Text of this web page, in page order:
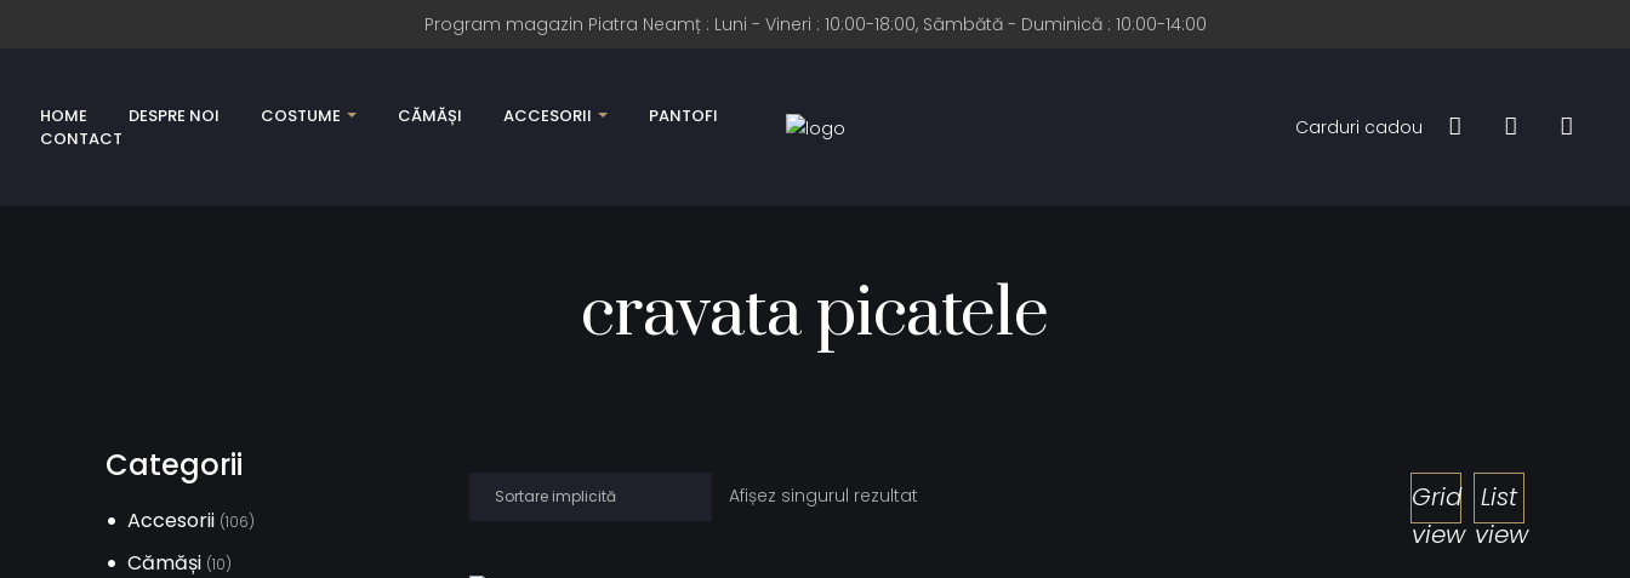
Program magazin Piatra Neamț : Luni - Vineri : 10:00-18:00, Sâmbătă - Duminică : 10:00-14:00
HOME DESPRE NOI COSTUME CĂMĂȘI ACCESORII
PANTOFI
CONTACT
Carduri cadou
cravata picatele
Afișez singurul rezultat
Grid
view
List
view
Categorii
Accesorii (106)
Cămăși (10)